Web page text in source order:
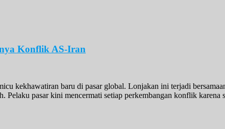
Konflik AS-Iran
kekhawatiran baru di pasar global. Lonjakan ini terjadi
pasar kini mencermati setiap perkembangan konflik karena